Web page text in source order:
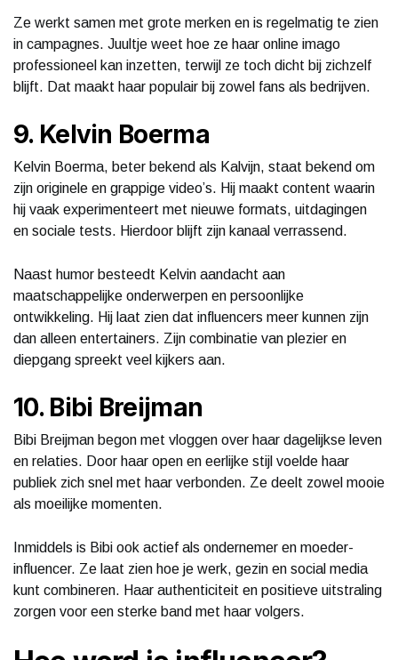
Ze werkt samen met grote merken en is regelmatig te zien
in campagnes. Juultje weet hoe ze haar online imago
professioneel kan inzetten, terwijl ze toch dicht bij zichzelf
blijft. Dat maakt haar populair bij zowel fans als bedrijven.
9. Kelvin Boerma
Kelvin Boerma, beter bekend als Kalvijn, staat bekend om
zijn originele en grappige video’s. Hij maakt content waarin
hij vaak experimenteert met nieuwe formats, uitdagingen
en sociale tests. Hierdoor blijft zijn kanaal verrassend.
Naast humor besteedt Kelvin aandacht aan
maatschappelijke onderwerpen en persoonlijke
ontwikkeling. Hij laat zien dat influencers meer kunnen zijn
dan alleen entertainers. Zijn combinatie van plezier en
diepgang spreekt veel kijkers aan.
10. Bibi Breijman
Bibi Breijman begon met vloggen over haar dagelijkse leven
en relaties. Door haar open en eerlijke stijl voelde haar
publiek zich snel met haar verbonden. Ze deelt zowel mooie
als moeilijke momenten.
Inmiddels is Bibi ook actief als ondernemer en moeder-
influencer. Ze laat zien hoe je werk, gezin en social media
kunt combineren. Haar authenticiteit en positieve uitstraling
zorgen voor een sterke band met haar volgers.